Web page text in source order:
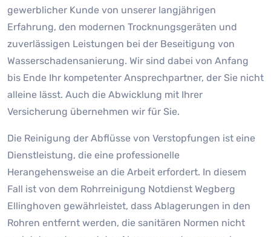
gewerblicher Kunde von unserer langjährigen
Erfahrung, den modernen Trocknungsgeräten und
zuverlässigen Leistungen bei der Beseitigung von
Wasserschadensanierung. Wir sind dabei von Anfang
bis Ende Ihr kompetenter Ansprechpartner, der Sie nicht
alleine lässt. Auch die Abwicklung mit Ihrer
Versicherung übernehmen wir für Sie.
Die Reinigung der Abflüsse von Verstopfungen ist eine
Dienstleistung, die eine professionelle
Herangehensweise an die Arbeit erfordert. In diesem
Fall ist von dem Rohrreinigung Notdienst Wegberg
Ellinghoven gewährleistet, dass Ablagerungen in den
Rohren entfernt werden, die sanitären Normen nicht